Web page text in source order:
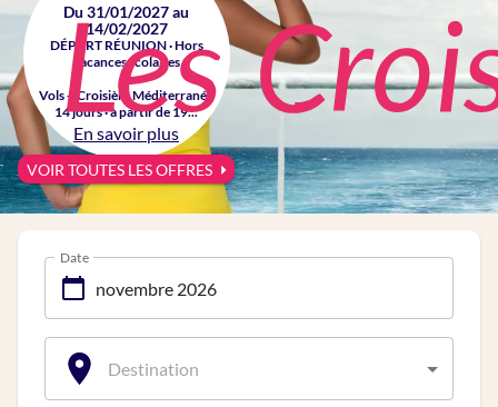
Du 31/01/2027 au
14/02/2027
DÉPART RÉUNION · Hors
vacances scolaires
Vols + Croisière Méditerranée
14 jours · à partir de 19...
En savoir plus
VOIR TOUTES LES OFFRES
Date
Destination